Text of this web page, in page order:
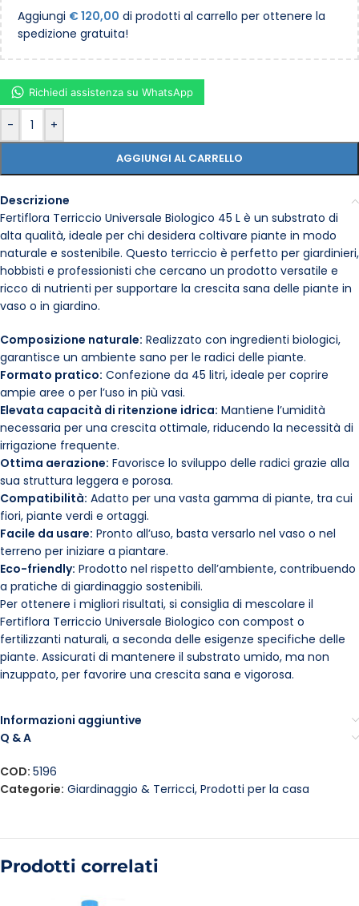
Aggiungi €120,00 di prodotti al carrello per ottenere la
spedizione gratuita!
- +
AGGIUNGI AL CARRELLO
Richiedi assistenza su WhatsApp
Descrizione
Fertiflora Terriccio Universale Biologico 45 L è un substrato di
alta qualità, ideale per chi desidera coltivare piante in modo
naturale e sostenibile. Questo terriccio è perfetto per giardinieri,
hobbisti e professionisti che cercano un prodotto versatile e
ricco di nutrienti per supportare la crescita sana delle piante in
vaso o in giardino.
Composizione naturale: Realizzato con ingredienti biologici,
garantisce un ambiente sano per le radici delle piante.
Formato pratico: Confezione da 45 litri, ideale per coprire
ampie aree o per l’uso in più vasi.
Elevata capacità di ritenzione idrica: Mantiene l’umidità
necessaria per una crescita ottimale, riducendo la necessità di
irrigazione frequente.
Ottima aerazione: Favorisce lo sviluppo delle radici grazie alla
sua struttura leggera e porosa.
Compatibilità: Adatto per una vasta gamma di piante, tra cui
fiori, piante verdi e ortaggi.
Facile da usare: Pronto all’uso, basta versarlo nel vaso o nel
terreno per iniziare a piantare.
Eco-friendly: Prodotto nel rispetto dell’ambiente, contribuendo
a pratiche di giardinaggio sostenibili.
Per ottenere i migliori risultati, si consiglia di mescolare il
Fertiflora Terriccio Universale Biologico con compost o
fertilizzanti naturali, a seconda delle esigenze specifiche delle
piante. Assicurati di mantenere il substrato umido, ma non
inzuppato, per favorire una crescita sana e vigorosa.
Informazioni aggiuntive
Q & A
COD: 5196
Categorie: Giardinaggio & Terricci, Prodotti per la casa
Prodotti correlati